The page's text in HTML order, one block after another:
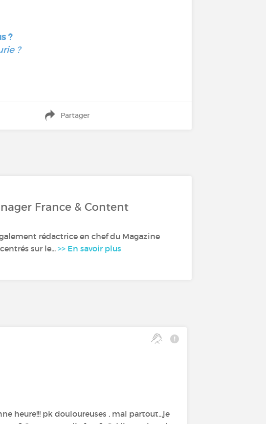
?
?
Partager
France & Content
rédactrice en chef du Magazine
sur le...>> En savoir plus
heure!!! pk douloureuses , mal partout...je